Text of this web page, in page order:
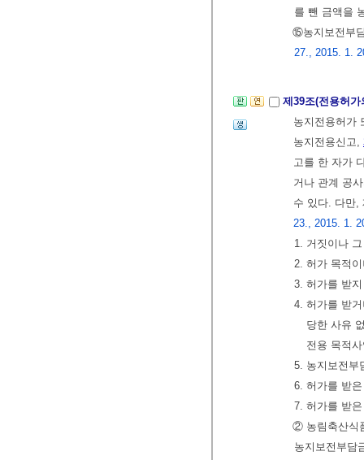
를 뺀 금액을
⑮농지보전부
27., 2015. 1.
제39조(전용허
농지전용허가
농지전용신고,
고를 한 자가
거나 관계 공
수 있다. 다만,
23., 2015. 1.
1. 거짓이나
2. 허가 목적
3. 허가를 받
4. 허가를 받
당한 사유
전용 목적
5. 농지보전부
6. 허가를 받
7. 허가를 받
② 농림축산식
농지보전부담